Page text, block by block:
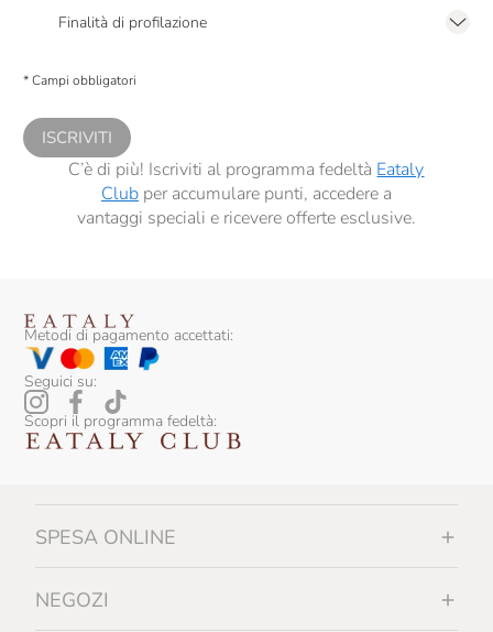
Finalità di profilazione
comunicazioni commerciali personalizzate, in caso di consenso prestato ai
* Campi obbligatori
ISCRIVITI
C’è di più! Iscriviti al programma fedeltà Eataly
Clubper accumulare punti, accedere a
vantaggi speciali e ricevere offerte esclusive.
Metodi di pagamento accettati:
Seguici su:
Scopri il programma fedeltà:
SPESA ONLINE
NEGOZI